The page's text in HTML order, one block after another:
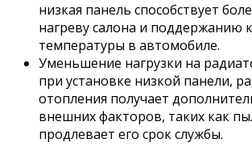
низкая панель способствует
нагреву салона и поддержанию
температуры в автомобиле.
Уменьшение нагрузки на
при установке низкой панели,
отопления получает
внешних факторов, таких как
продлевает его срок службы.